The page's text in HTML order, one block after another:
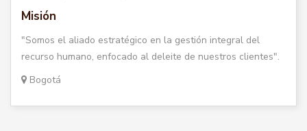
Misión
"Somos el aliado estratégico en la gestión integral del
recurso humano, enfocado al deleite de nuestros clientes".
Bogotá